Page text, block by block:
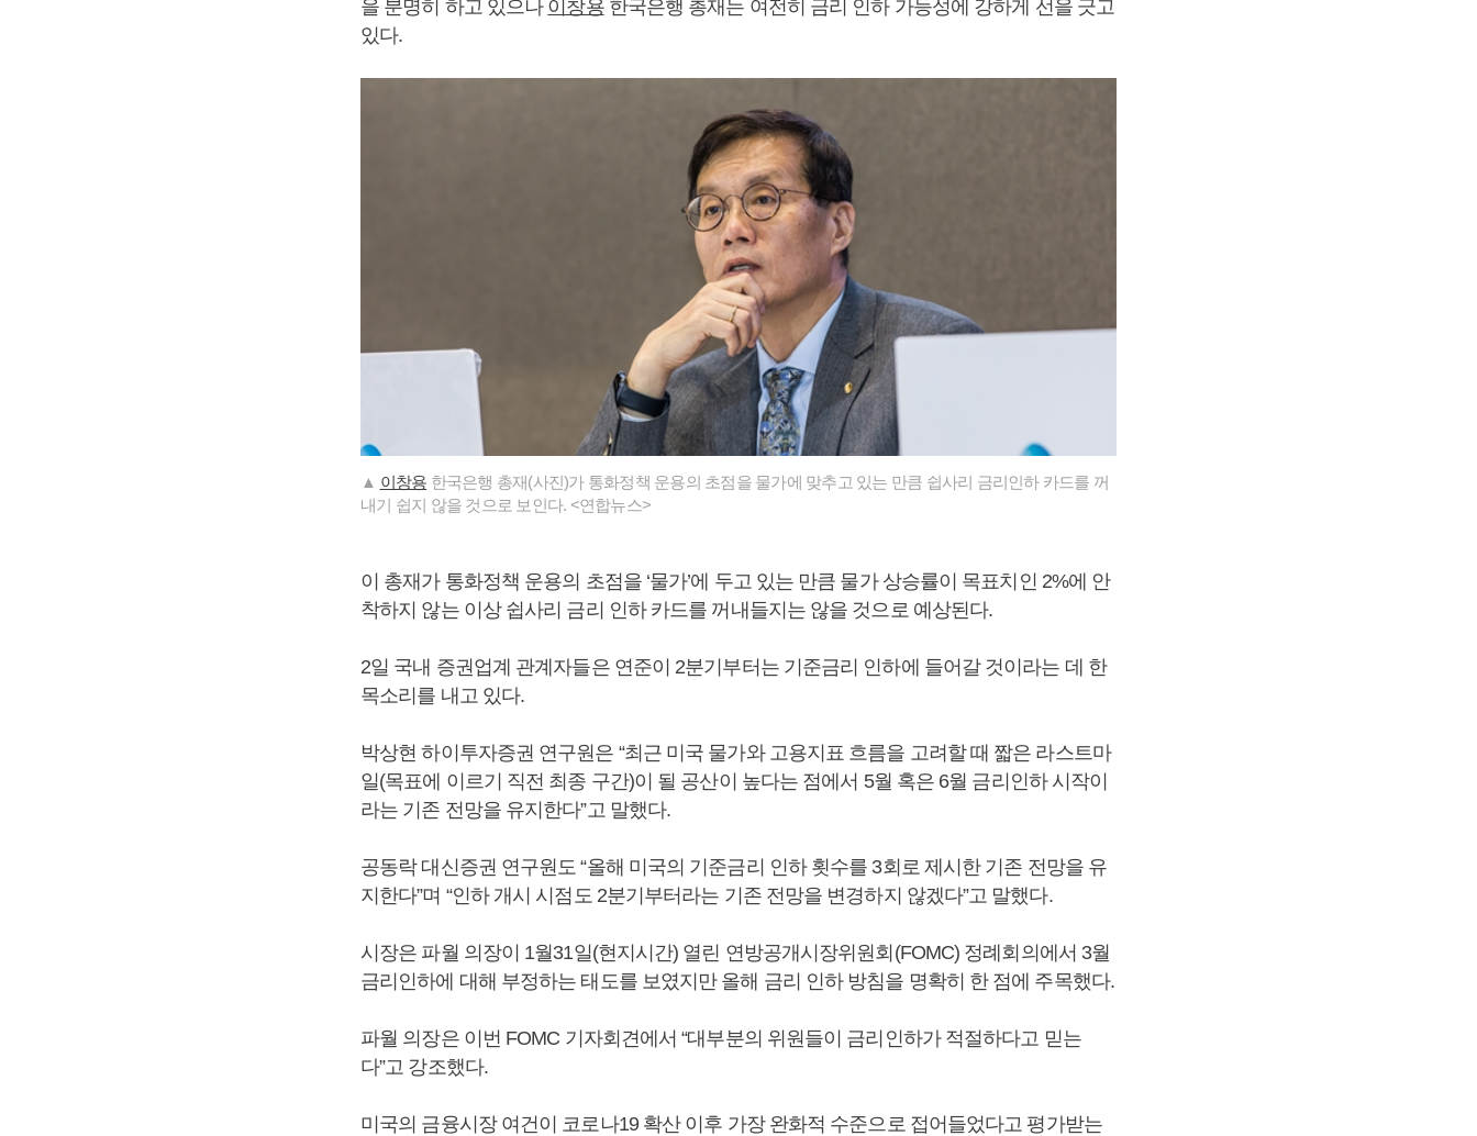
을 분명히 하고 있으나 이창용한국은행 총재는 여전히 금리 인하 가능성에 강하게 선을 긋고
있다.
▲ 이창용 한국은행 총재(사진)가 통화정책 운용의 초점을 물가에 맞추고 있는 만큼 쉽사리 금리인하 카드를 꺼
내기 쉽지 않을 것으로 보인다. <연합뉴스>
이 총재가 통화정책 운용의 초점을 ‘물가’에 두고 있는 만큼 물가 상승률이 목표치인 2%에 안
착하지 않는 이상 쉽사리 금리 인하 카드를 꺼내들지는 않을 것으로 예상된다.
2일 국내 증권업계 관계자들은 연준이 2분기부터는 기준금리 인하에 들어갈 것이라는 데 한
목소리를 내고 있다.
박상현 하이투자증권 연구원은 “최근 미국 물가와 고용지표 흐름을 고려할 때 짧은 라스트마
일(목표에 이르기 직전 최종 구간)이 될 공산이 높다는 점에서 5월 혹은 6월 금리인하 시작이
라는 기존 전망을 유지한다”고 말했다.
공동락 대신증권 연구원도 “올해 미국의 기준금리 인하 횟수를 3회로 제시한 기존 전망을 유
지한다”며 “인하 개시 시점도 2분기부터라는 기존 전망을 변경하지 않겠다”고 말했다.
시장은 파월 의장이 1월31일(현지시간) 열린 연방공개시장위원회(FOMC) 정례회의에서 3월
금리인하에 대해 부정하는 태도를 보였지만 올해 금리 인하 방침을 명확히 한 점에 주목했다.
파월 의장은 이번 FOMC 기자회견에서 “대부분의 위원들이 금리인하가 적절하다고 믿는
다”고 강조했다.
미국의 금융시장 여건이 코로나19 확산 이후 가장 완화적 수준으로 접어들었다고 평가받는